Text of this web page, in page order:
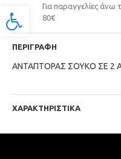
Προσβασιμότητα
Για παραγγελίες άνω
80€
ΠΕΡΙΓΡΑΦΉ
ΑΝΤΑΠΤΟΡΑΣ ΣΟΥΚΟ ΣE 2
ΧΑΡΑΚΤΗΡΙΣΤΙΚΆ